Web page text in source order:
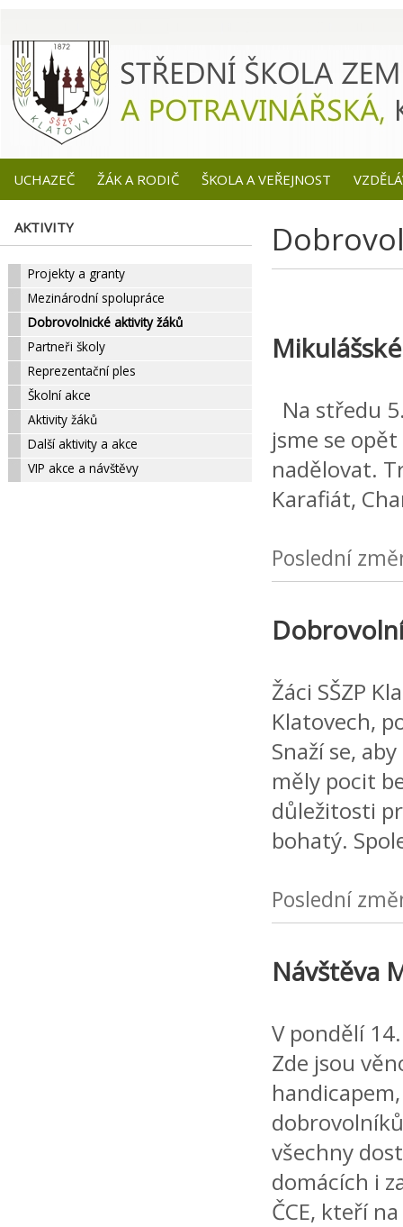
UCHAZEČ ŽÁK A RODIČ ŠKOLA A VEŘEJNOST
AKTIVITY
Projekty a granty
Mezinárodní spolupráce
Dobrovolnické aktivity žáků
Partneři školy
Reprezentační ples
Školní akce
Aktivity žáků
Další aktivity a akce
VIP akce a návštěvy
Na středu
jsme se
nadělovat.
Karafiát,
Poslední
Žáci SŠZP
Klatovech,
Snaží se,
měly pocit
důležitosti
bohatý.
Poslední
Návštěva
V pondělí
Zde jsou
všechny
domácích i
ČCE, kteří